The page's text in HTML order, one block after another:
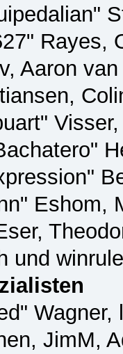
Rayes,
Aaron
Eshom,
und
JimM,